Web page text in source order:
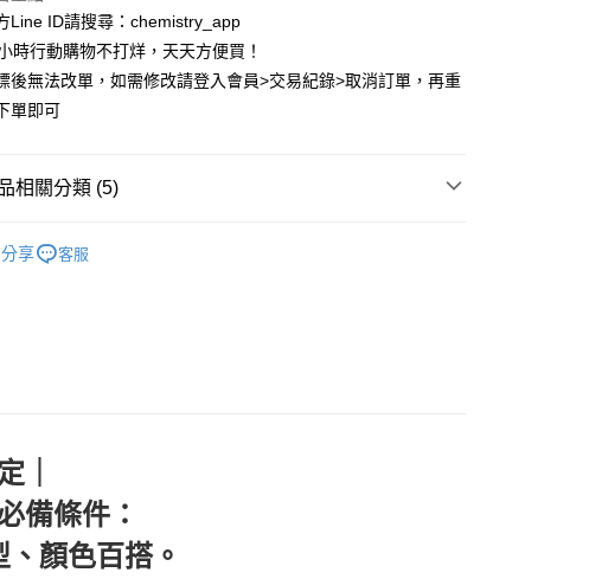
Pay
Pay
支付
付款
送方式
取貨付款
後7-11取貨
NT$60，滿NT$399(含以上)免運費
Line ID請搜尋：chemistry_app
時行動購物不打烊，天天方便買！
後無法改單，如需修改請登入會員>交易紀錄>取消訂單，再重
單即可
相關分類 (5)
分享 客服
｜
備條件：
顏色百搭。